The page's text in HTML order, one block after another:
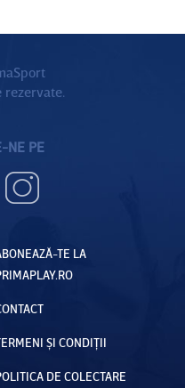
rezervate.
NE PE
TE LA
ȘI CONDIȚII
DE COLECTARE